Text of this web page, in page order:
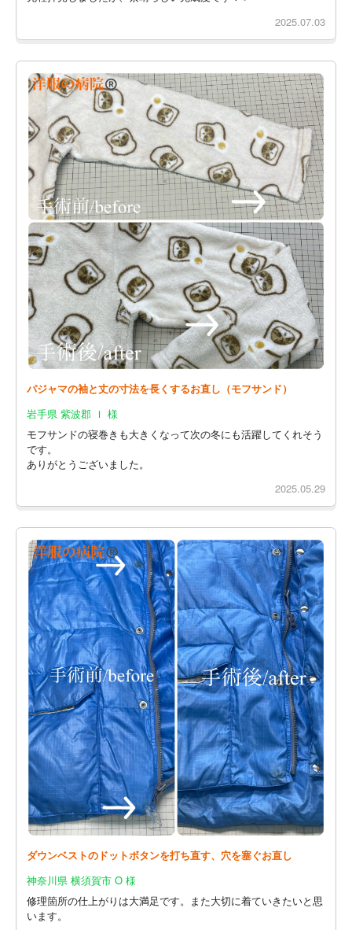
2025.07.03
パジャマの袖と丈の寸法を長くするお直し（モフサンド）
岩手県 紫波郡 Ｉ 様
モフサンドの寝巻きも大きくなって次の冬にも活躍してくれそう
です。
ありがとうございました。
2025.05.29
ダウンベストのドットボタンを打ち直す、穴を塞ぐお直し
神奈川県 横須賀市 O 様
修理箇所の仕上がりは大満足です。また大切に着ていきたいと思
います。